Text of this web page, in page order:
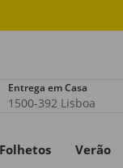
Entrega em Casa
1500-392 Lisboa
Folhetos Verão